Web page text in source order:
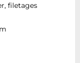
filetages